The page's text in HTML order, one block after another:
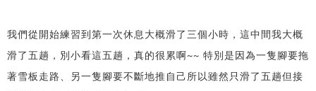
我們從開始練習到第一次休息大概滑了三個小時，這中間我大概
滑了五趟，別小看這五趟，真的很累啊~~ 特別是因為一隻腳要拖
著雪板走路、另一隻腳要不斷地推自己所以雖然只滑了五趟但接